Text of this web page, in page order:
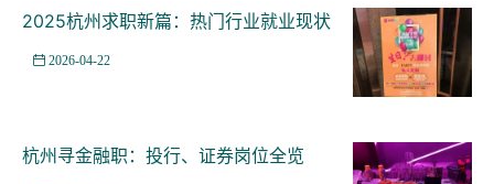
2025杭州求职新篇：热门行业就业现状
2026-04-22
杭州寻金融职：投行、证券岗位全览